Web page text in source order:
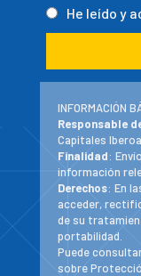
He leído y
INFORMACIÓN
Responsable
Capitales
Finalidad:
información
Derechos: En
acceder,
de su
portabilidad.
Puede
sobre